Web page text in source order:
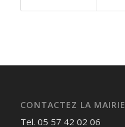
CONTACTEZ LA MAIRIE
Tel. 05 57 42 02 06